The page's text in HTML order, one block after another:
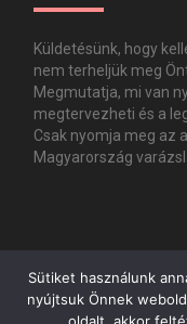
Küldetésünk, hogy
nem terheljük meg
Megmutatja, mi van
megtervezheti és a
Csak nyomja meg az
Magyarország
Sütiket használunk
nyújtsuk Önnek